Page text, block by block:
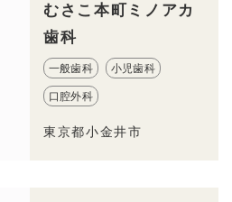
むさこ本町ミノアカ
歯科
一般歯科 小児歯科
口腔外科
東京都小金井市